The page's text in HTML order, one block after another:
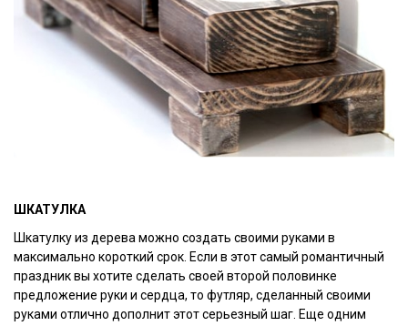
ШКАТУЛКА
Шкатулку из дерева можно создать своими руками в
максимально короткий срок. Если в этот самый романтичный
праздник вы хотите сделать своей второй половинке
предложение руки и сердца, то футляр, сделанный своими
руками отлично дополнит этот серьезный шаг. Еще одним